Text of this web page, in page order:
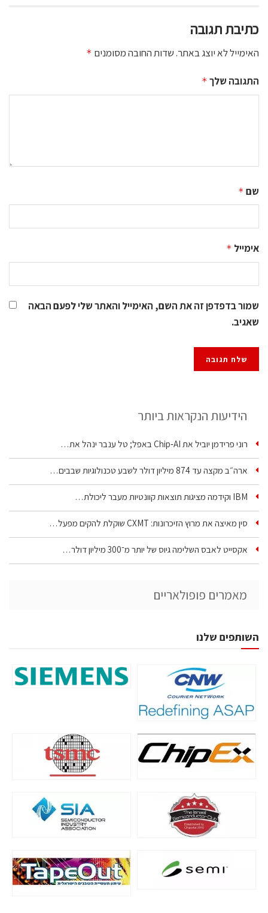
כתיבת תגובה
האימייל לא יוצג באתר.שדות החובה מסומנים *
התגובה שלך *
שם *
אימייל *
שמור בדפדפן זה את השם, האימייל והאתר שלי לפעם הבאה
שאגיב.
הידיעות הנקראות ביותר
רוני פרידמן יוביל את Chip‑AI באפל; טל ענבר ינהל את…
ארה״ב מקצה עד 874 מיליון דולר לשבע טכנולוגיות שבבים…
IBM וקידמה מציגות תוצאות קוונטיות מעבר ליכולת…
סין מאיצה את מרוץ הזיכרונות: CXMT שוקלת להקים מפעל…
אקסייט לאבס השלימה גיוס של יותר מ־300 מיליון דולר…
מאמרים פופולאריים
השותפים שלנו